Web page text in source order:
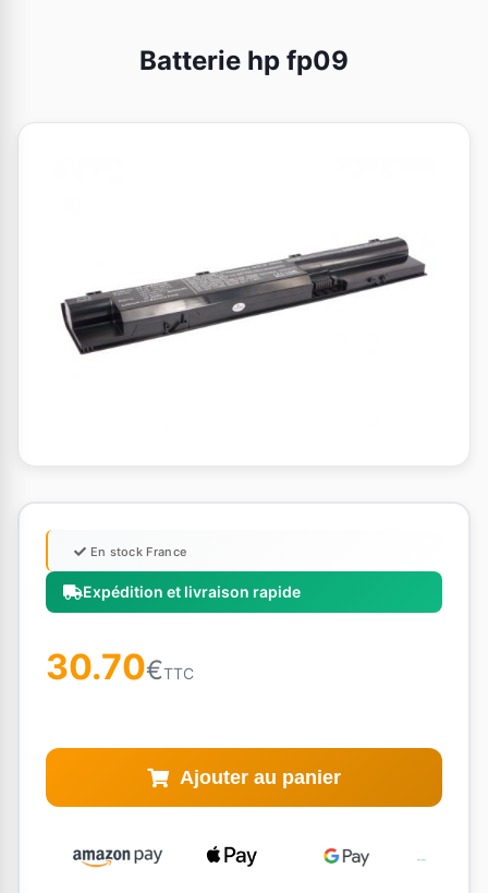
Batterie hp fp09
Expédition et livraison rapide
En stock France
30.70€TTC
Ajouter au panier